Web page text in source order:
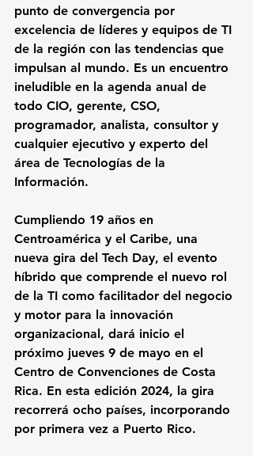
punto de convergencia por
excelencia de líderes y equipos de TI
de la región con las tendencias que
impulsan al mundo. Es un encuentro
ineludible en la agenda anual de
todo CIO, gerente, CSO,
programador, analista, consultor y
cualquier ejecutivo y experto del
área de Tecnologías de la
Información.
Cumpliendo 19 años en
Centroamérica y el Caribe, una
nueva gira del Tech Day, el evento
híbrido que comprende el nuevo rol
de la TI como facilitador del negocio
y motor para la innovación
organizacional, dará inicio el
próximo jueves 9 de mayo en el
Centro de Convenciones de Costa
Rica. En esta edición 2024, la gira
recorrerá ocho países, incorporando
por primera vez a Puerto Rico.